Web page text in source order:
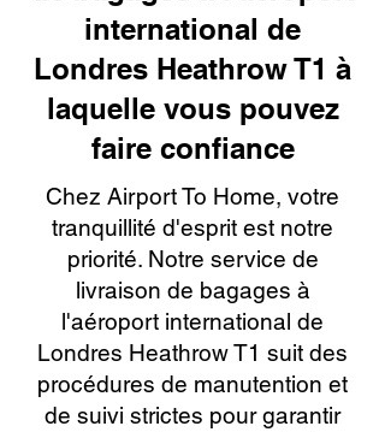
international de
Londres Heathrow T1 à
laquelle vous pouvez
faire confiance
Chez Airport To Home, votre
tranquillité d'esprit est notre
priorité. Notre service de
livraison de bagages à
l'aéroport international de
Londres Heathrow T1 suit des
procédures de manutention et
de suivi strictes pour garantir